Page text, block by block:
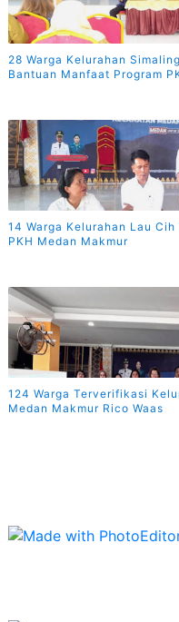
28 Warga Kelurahan
Bantuan Manfaat Program
14 Warga Kelurahan Lau
PKH Medan Makmur
124 Warga Terverifikasi
Medan Makmur Rico Waas